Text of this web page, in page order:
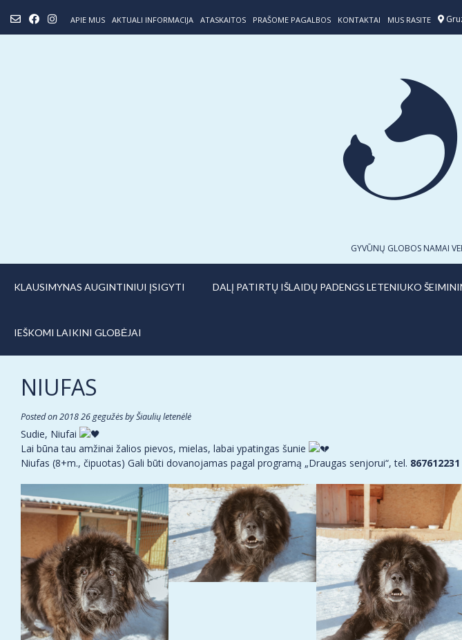
content
APIE MUS AKTUALI INFORMACIJA ATASKAITOS PRAŠOME PAGALBOS KONTAKTAI MUS RASITE
GYVŪNŲ GLOBOS NAMAI
KLAUSIMYNAS AUGINTINIUI ĮSIGYTI DALĮ PATIRTŲ IŠLAIDŲ PADENGS LETENIUKO
IEŠKOMI LAIKINI GLOBĖJAI
NIUFAS
Posted on2018 26 gegužėsbyŠiaulių letenėlė
Sudie, Niufai
Lai būna tau amžinai žalios pievos, mielas, labai ypatingas šunie
Niufas (8+m., čipuotas) Gali būti dovanojamas pagal programą „Draugas senjorui“, tel. 867612231